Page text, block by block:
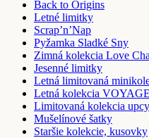
Back to Origins
Letné limitky
Scrap’n’Nap
Pyžamka Sladké Sny
Zimná kolekcia Love
Jesenné limitky
Letná limitovaná
Letná kolekcia VOYAGE
Limitovaná kolekcia
Mušelínové šatky
Staršie kolekcie, kusovky